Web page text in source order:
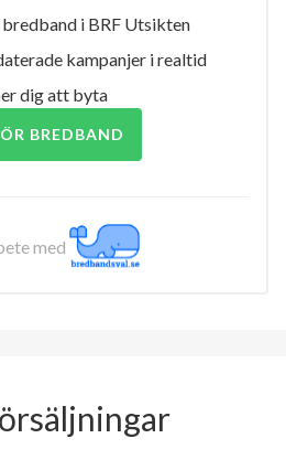
i BRF Utsikten
kampanjer i realtid
dig att byta
BREDBAND
med